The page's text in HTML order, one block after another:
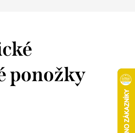
ponožky